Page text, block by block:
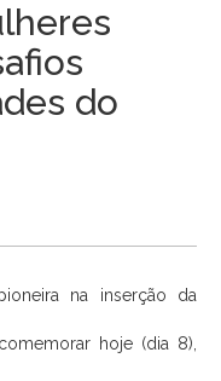
do
na inserção da
hoje (dia 8),